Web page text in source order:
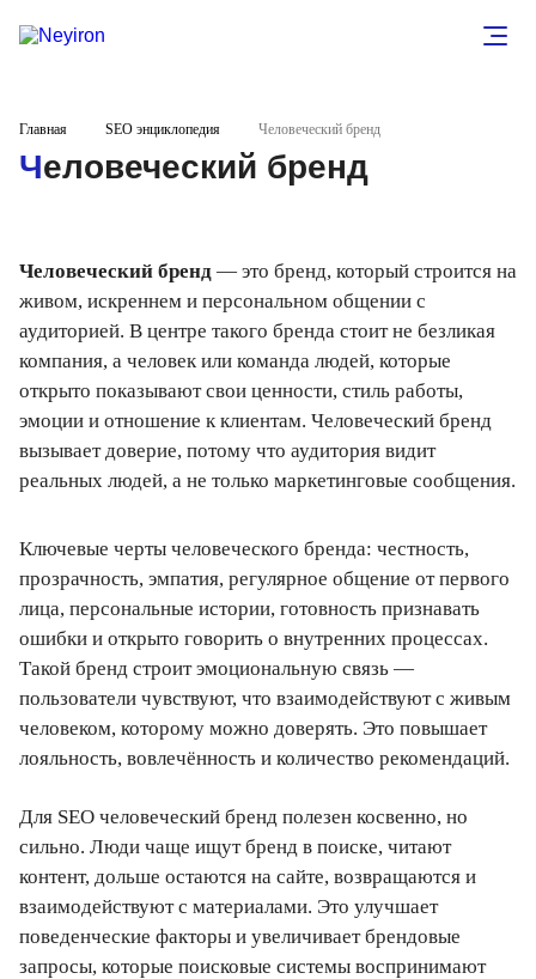
Главная SEO энциклопедия Человеческий бренд
Человеческий бренд
Человеческий бренд — это бренд, который строится на
живом, искреннем и персональном общении с
аудиторией. В центре такого бренда стоит не безликая
компания, а человек или команда людей, которые
открыто показывают свои ценности, стиль работы,
эмоции и отношение к клиентам. Человеческий бренд
вызывает доверие, потому что аудитория видит
реальных людей, а не только маркетинговые сообщения.
Ключевые черты человеческого бренда: честность,
прозрачность, эмпатия, регулярное общение от первого
лица, персональные истории, готовность признавать
ошибки и открыто говорить о внутренних процессах.
Такой бренд строит эмоциональную связь —
пользователи чувствуют, что взаимодействуют с живым
человеком, которому можно доверять. Это повышает
лояльность, вовлечённость и количество рекомендаций.
Для SEO человеческий бренд полезен косвенно, но
сильно. Люди чаще ищут бренд в поиске, читают
контент, дольше остаются на сайте, возвращаются и
взаимодействуют с материалами. Это улучшает
поведенческие факторы и увеличивает брендовые
запросы, которые поисковые системы воспринимают